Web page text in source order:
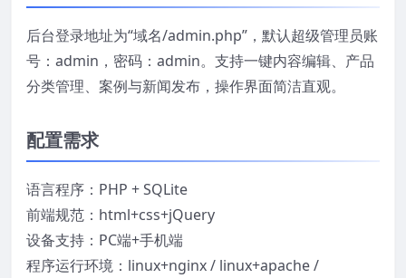
后台登录地址为“域名/admin.php”，默认超级管理员账
号：admin，密码：admin。支持一键内容编辑、产品
分类管理、案例与新闻发布，操作界面简洁直观。
配置需求
语言程序：PHP + SQLite
前端规范：html+css+jQuery
设备支持：PC端+手机端
程序运行环境：linux+nginx / linux+apache /